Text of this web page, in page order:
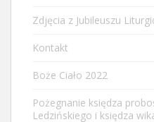
Zdjęcia z Jubileuszu
Kontakt
Boże Ciało 2022
Pożegnanie księdza
Ledzińskiego i księdza